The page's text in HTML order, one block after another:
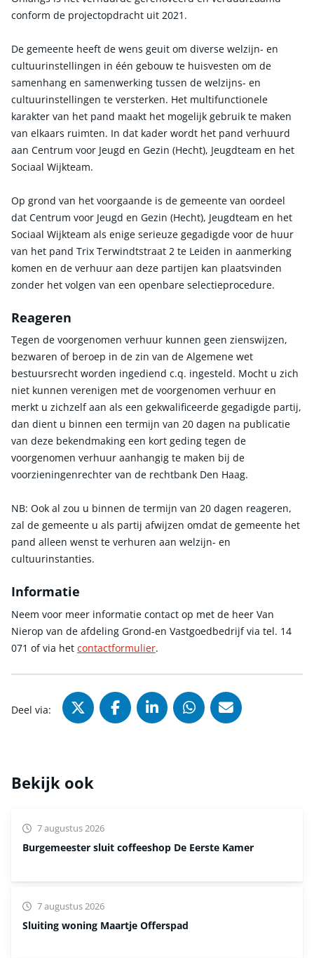
conform de projectopdracht uit 2021.
De gemeente heeft de wens geuit om diverse welzijn- en
cultuurinstellingen in één gebouw te huisvesten om de
samenhang en samenwerking tussen de welzijns- en
cultuurinstellingen te versterken. Het multifunctionele
karakter van het pand maakt het mogelijk gebruik te maken
van elkaars ruimten. In dat kader wordt het pand verhuurd
aan Centrum voor Jeugd en Gezin (Hecht), Jeugdteam en het
Sociaal Wijkteam.
Op grond van het voorgaande is de gemeente van oordeel
dat Centrum voor Jeugd en Gezin (Hecht), Jeugdteam en het
Sociaal Wijkteam als enige serieuze gegadigde voor de huur
van het pand Trix Terwindtstraat 2 te Leiden in aanmerking
komen en de verhuur aan deze partijen kan plaatsvinden
zonder het volgen van een openbare selectieprocedure.
Reageren
Tegen de voorgenomen verhuur kunnen geen zienswijzen,
bezwaren of beroep in de zin van de Algemene wet
bestuursrecht worden ingediend c.q. ingesteld. Mocht u zich
niet kunnen verenigen met de voorgenomen verhuur en
merkt u zichzelf aan als een gekwalificeerde gegadigde partij,
dan dient u binnen een termijn van 20 dagen na publicatie
van deze bekendmaking een kort geding tegen de
voorgenomen verhuur aanhangig te maken bij de
voorzieningenrechter van de rechtbank Den Haag.
NB: Ook al zou u binnen de termijn van 20 dagen reageren,
zal de gemeente u als partij afwijzen omdat de gemeente het
pand alleen wenst te verhuren aan welzijn- en
cultuurinstanties.
Informatie
Neem voor meer informatie contact op met de heer Van
Nierop van de afdeling Grond-en Vastgoedbedrijf via tel. 14
071 of via het contactformulier.
Deel via: Deel via X (Twitter), opent in
Deel via Facebook, opent
Deel via LinkedIn,
Deel viaDeel via
Bekijk ook
Burgemeester sluit coffeeshop De Eerste Kamer
7 augustus 2026
Sluiting woning Maartje Offerspad
7 augustus 2026